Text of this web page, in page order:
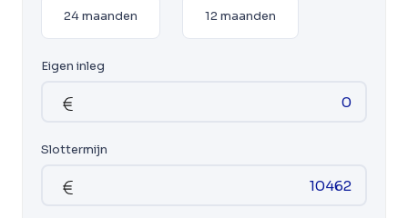
24 maanden 12 maanden
Eigen inleg
Slottermijn